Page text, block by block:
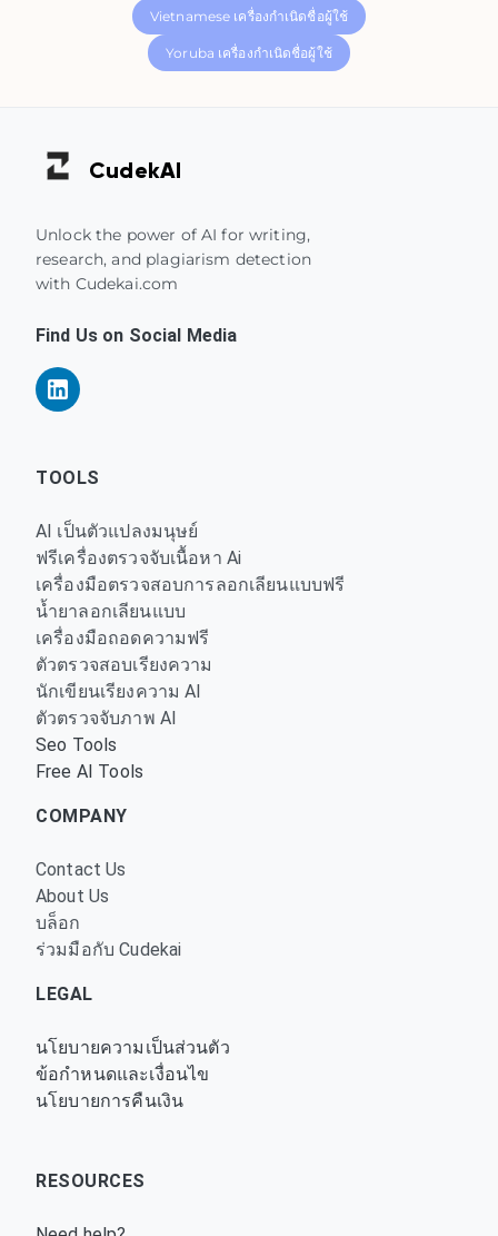
Vietnamese เครื่องกำเนิดชื่อผู้ใช้
Yoruba เครื่องกำเนิดชื่อผู้ใช้
CudekAI
Unlock the power of AI for writing,
research, and plagiarism detection
with Cudekai.com
Find Us on Social Media
TOOLS
AI เป็นตัวแปลงมนุษย์
ฟรีเครื่องตรวจจับเนื้อหา Ai
เครื่องมือตรวจสอบการลอกเลียนแบบฟรี
น้ำยาลอกเลียนแบบ
เครื่องมือถอดความฟรี
ตัวตรวจสอบเรียงความ
นักเขียนเรียงความ AI
ตัวตรวจจับภาพ AI
Seo Tools
Free AI Tools
COMPANY
Contact Us
About Us
บล็อก
ร่วมมือกับ Cudekai
LEGAL
นโยบายความเป็นส่วนตัว
ข้อกำหนดและเงื่อนไข
นโยบายการคืนเงิน
RESOURCES